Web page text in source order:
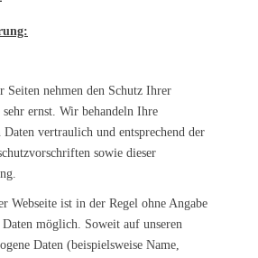
Seiten nehmen den Schutz Ihrer
ernst. Wir behandeln Ihre
Daten vertraulich und entsprechend der
sowie dieser
Webseite ist in der Regel ohne Angabe
Daten möglich. Soweit auf unseren
Daten (beispielsweise Name,